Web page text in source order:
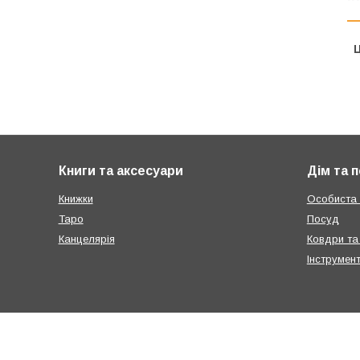
Книги та аксесуари
Книжки
Таро
Канцелярія
Дім та
Особиста
Посуд
Ковдри